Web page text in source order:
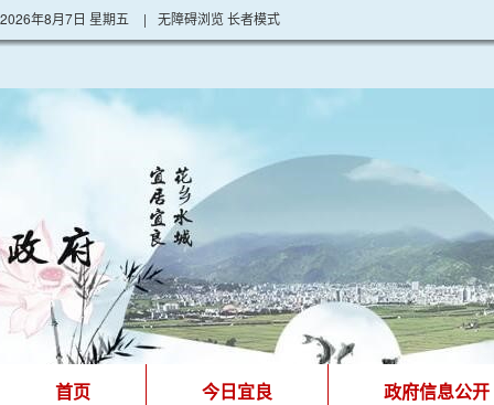
2026年8月7日 星期五 | 无障碍浏览长者模式
首页 今日宜良 政府信息公开